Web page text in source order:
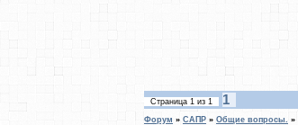
Страница 1 из 1 1
Форум » САПР » Общие вопросы. »